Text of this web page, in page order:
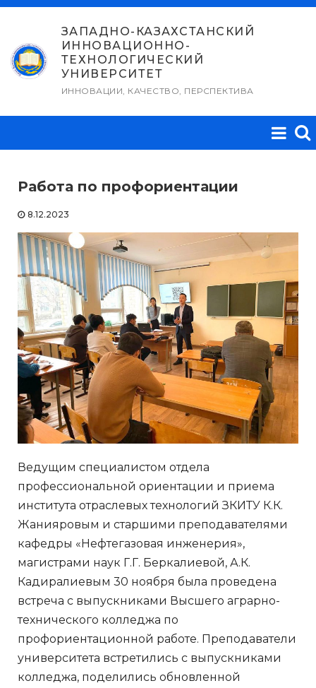
Перейти
содержимому
ЗАПАДНО-КАЗАХСТАНСКИЙ
ИННОВАЦИОННО-
ТЕХНОЛОГИЧЕСКИЙ
УНИВЕРСИТЕТ
ИННОВАЦИИ, КАЧЕСТВО, ПЕРСПЕКТИВА
Работа по профориентации
8.12.2023
Ведущим специалистом отдела
профессиональной ориентации и приема
института отраслевых технологий ЗКИТУ К.К.
Жанияровым и старшими преподавателями
кафедры «Нефтегазовая инженерия»,
магистрами наук Г.Г. Беркалиевой, А.К.
Кадиралиевым 30 ноября была проведена
встреча с выпускниками Высшего аграрно-
технического колледжа по
профориентационной работе. Преподаватели
университета встретились с выпускниками
колледжа, поделились обновленной